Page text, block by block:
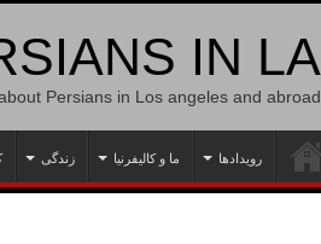
IN LA
Persians in Los angeles and abroad
رویدادها ما و کالیفرنیا زندگی